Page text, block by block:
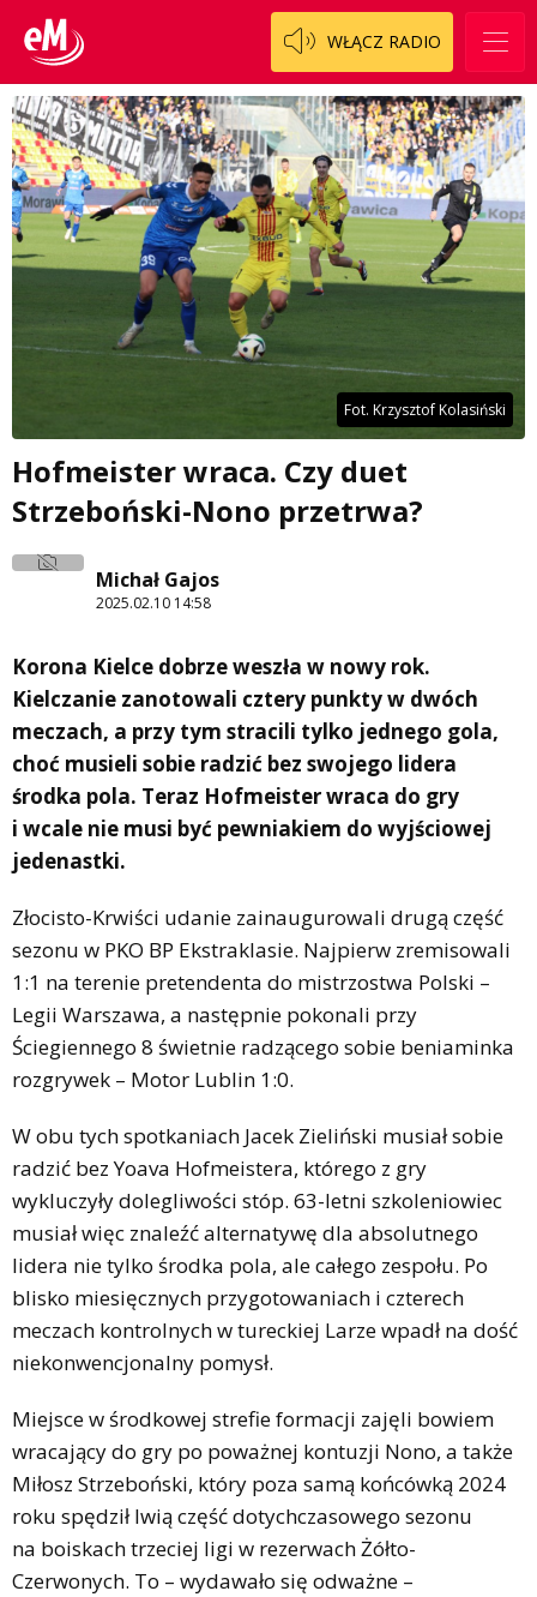
WŁĄCZ RADIO
Fot. Krzysztof Kolasiński
Hofmeister wraca. Czy duet
Strzeboński-Nono przetrwa?
Michał Gajos
2025.02.10 14:58
Korona Kielce dobrze weszła w nowy rok.
Kielczanie zanotowali cztery punkty w dwóch
meczach, a przy tym stracili tylko jednego gola,
choć musieli sobie radzić bez swojego lidera
środka pola. Teraz Hofmeister wraca do gry
i wcale nie musi być pewniakiem do wyjściowej
jedenastki.
Złocisto-Krwiści udanie zainaugurowali drugą część
sezonu w PKO BP Ekstraklasie. Najpierw zremisowali
1:1 na terenie pretendenta do mistrzostwa Polski –
Legii Warszawa, a następnie pokonali przy
Ściegiennego 8 świetnie radzącego sobie beniaminka
rozgrywek – Motor Lublin 1:0.
W obu tych spotkaniach Jacek Zieliński musiał sobie
radzić bez Yoava Hofmeistera, którego z gry
wykluczyły dolegliwości stóp. 63-letni szkoleniowiec
musiał więc znaleźć alternatywę dla absolutnego
lidera nie tylko środka pola, ale całego zespołu. Po
blisko miesięcznych przygotowaniach i czterech
meczach kontrolnych w tureckiej Larze wpadł na dość
niekonwencjonalny pomysł.
Miejsce w środkowej strefie formacji zajęli bowiem
wracający do gry po poważnej kontuzji Nono, a także
Miłosz Strzeboński, który poza samą końcówką 2024
roku spędził lwią część dotychczasowego sezonu
na boiskach trzeciej ligi w rezerwach Żółto-
Czerwonych. To – wydawało się odważne –